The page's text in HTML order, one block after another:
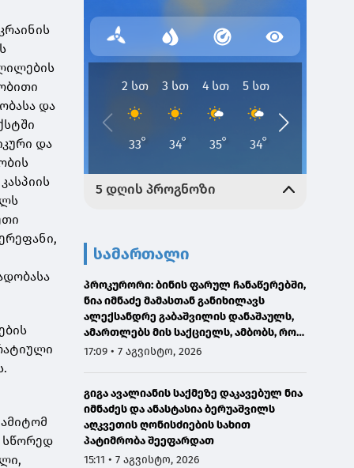
და
და
სწორედ
სამართალი
პროკურორი: ბინის ფარულ ჩანაწერებში,
ნია იმნაძე მამასთან განიხილავს
ალექსანდრე გაბაშვილის დანაშაულს,
ამართლებს მის საქციელს, ამბობს, რომ
სხვანაირად ვერ მოიქცეოდა
17:09 • 7 აგვისტო, 2026
გიგა ავალიანის საქმეზე დაკავებულ ნია
იმნაძეს და ანასტასია ბერუაშვილს
აღკვეთის ღონისძიების სახით
პატიმრობა შეეფარდათ
15:11 • 7 აგვისტო, 2026